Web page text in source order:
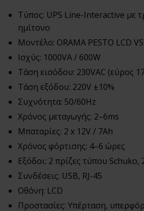
Τύπος: UPS Line-Interactive με
ημίτονο
Μοντέλο: ORAMA PESTO LCD
Ισχύς: 1000VA / 600W
Τάση εισόδου: 230VAC (εύρος
Τάση εξόδου: 220V ±10%
Συχνότητα: 50/60Hz
Χρόνος μεταγωγής: 2–6ms
Μπαταρίες: 2 x 12V / 7Ah
Χρόνος φόρτισης: 4–6 ώρες
Εξόδοι: 2 πρίζες τύπου Schuko,
Συνδέσεις: USB, RJ-45
Οθόνη: LCD
Προστασίες: Υπέρταση,